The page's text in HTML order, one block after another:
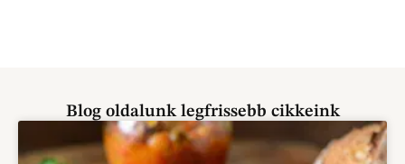
Blog oldalunk legfrissebb cikkeink